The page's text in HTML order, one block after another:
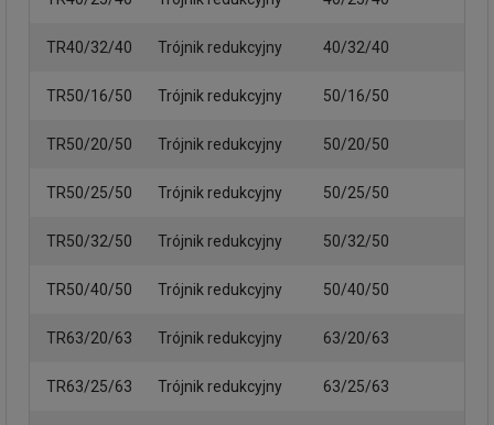
TR40/32/40 Trójnik redukcyjny 40/32/40
TR50/16/50 Trójnik redukcyjny 50/16/50
TR50/20/50 Trójnik redukcyjny 50/20/50
TR50/25/50 Trójnik redukcyjny 50/25/50
TR50/32/50 Trójnik redukcyjny 50/32/50
TR50/40/50 Trójnik redukcyjny 50/40/50
TR63/20/63 Trójnik redukcyjny 63/20/63
TR63/25/63 Trójnik redukcyjny 63/25/63